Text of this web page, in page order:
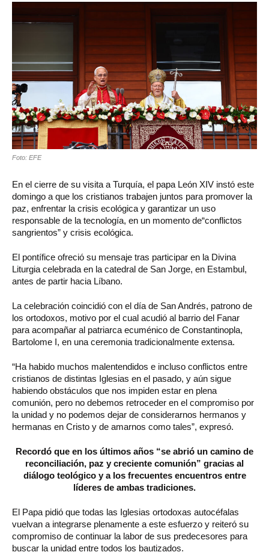
Foto: EFE
En el cierre de su visita a Turquía, el papa León XIV instó este
domingo a que los cristianos trabajen juntos para promover la
paz, enfrentar la crisis ecológica y garantizar un uso
responsable de la tecnología, en un momento de“conflictos
sangrientos” y crisis ecológica.
El pontífice ofreció su mensaje tras participar en la Divina
Liturgia celebrada en la catedral de San Jorge, en Estambul,
antes de partir hacia Líbano.
La celebración coincidió con el día de San Andrés, patrono de
los ortodoxos, motivo por el cual acudió al barrio del Fanar
para acompañar al patriarca ecuménico de Constantinopla,
Bartolome I, en una ceremonia tradicionalmente extensa.
“Ha habido muchos malentendidos e incluso conflictos entre
cristianos de distintas Iglesias en el pasado, y aún sigue
habiendo obstáculos que nos impiden estar en plena
comunión, pero no debemos retroceder en el compromiso por
la unidad y no podemos dejar de considerarnos hermanos y
hermanas en Cristo y de amarnos como tales”, expresó.
Recordó que en los últimos años “se abrió un camino de
reconciliación, paz y creciente comunión” gracias al
diálogo teológico y a los frecuentes encuentros entre
líderes de ambas tradiciones.
El Papa pidió que todas las Iglesias ortodoxas autocéfalas
vuelvan a integrarse plenamente a este esfuerzo y reiteró su
compromiso de continuar la labor de sus predecesores para
buscar la unidad entre todos los bautizados.